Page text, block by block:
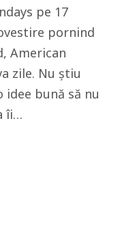
pe 17
pornind
American
zile. Nu știu
idee bună să nu
îi…